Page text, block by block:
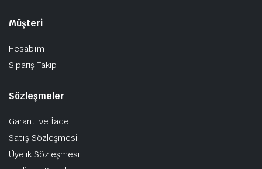
Müşteri
Hesabım
Sipariş Takip
Sözleşmeler
Garanti ve İade
Satış Sözleşmesi
Üyelik Sözleşmesi